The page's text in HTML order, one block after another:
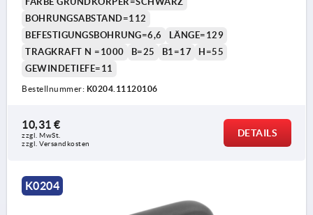
BOHRUNGSABSTAND=112
BEFESTIGUNGSBOHRUNG=6,6
LÄNGE=129
TRAGKRAFT N =1000
B=25 B1=17
H=55
GEWINDETIEFE=11
Bestellnummer: K0204.11120106
10,31 €
zzgl. MwSt.
zzgl. Versandkosten
DETAILS
K0204